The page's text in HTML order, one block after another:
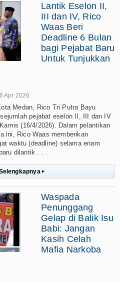
Lantik Eselon II,
III dan IV, Rico
Waas Beri
Deadline 6 Bulan
bagi Pejabat Baru
Untuk Tunjukkan
Apr 2026
Medan, Rico Tri Putra Bayu
pejabat eselon II, III dan IV
(16/4/2026). Dalam pelantikan
ini, Rico Waas memberikan
waktu (deadline) selama enam
dilantik . . .
▸
Waspada
Penunggang
Gelap di Balik Isu
Babi: Jangan
Kasih Celah
Mafia Narkoba